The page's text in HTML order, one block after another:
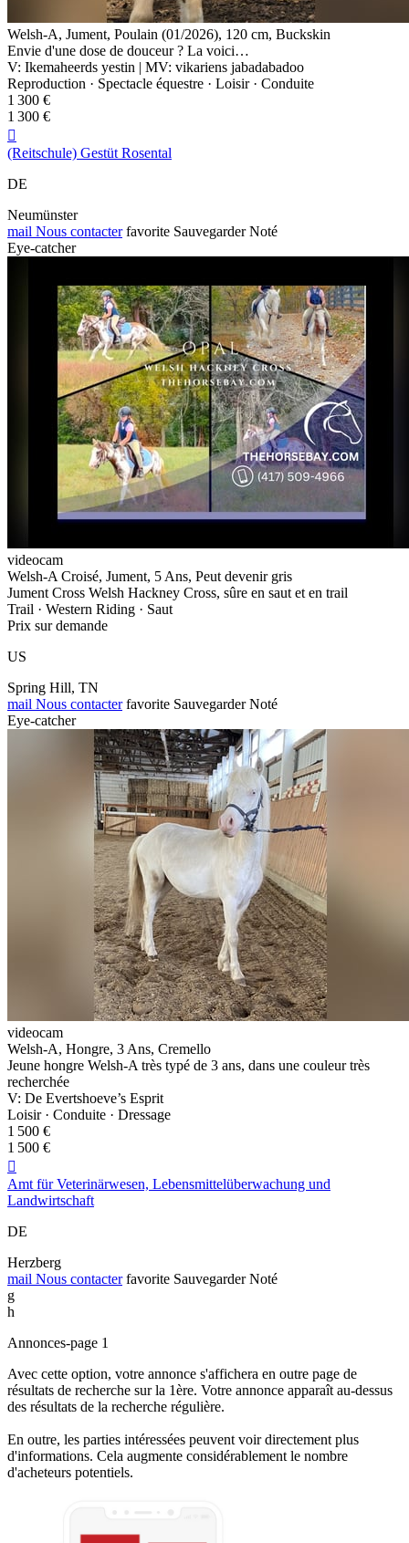
Welsh-A, Jument, Poulain (01/2026), 120 cm, Buckskin
Envie d'une dose de douceur ? La voici…
V: Ikemaheerds yestin | MV: vikariens jabadabadoo
Reproduction · Spectacle équestre · Loisir · Conduite
1 300 €
1 300 €

(Reitschule) Gestüt Rosental
DE
Neumünster
mail Nous contacter favorite Sauvegarder Noté
Eye-catcher
videocam
Welsh-A Croisé, Jument, 5 Ans, Peut devenir gris
Jument Cross Welsh Hackney Cross, sûre en saut et en trail
Trail · Western Riding · Saut
Prix sur demande
US
Spring Hill, TN
mail Nous contacter favorite Sauvegarder Noté
Eye-catcher
videocam
Welsh-A, Hongre, 3 Ans, Cremello
Jeune hongre Welsh-A très typé de 3 ans, dans une couleur très
recherchée
V: De Evertshoeve’s Esprit
Loisir · Conduite · Dressage
1 500 €
1 500 €

Amt für Veterinärwesen, Lebensmittelüberwachung und
Landwirtschaft
DE
Herzberg
mail Nous contacter favorite Sauvegarder Noté
g
h
Annonces-page 1
Avec cette option, votre annonce s'affichera en outre page de
résultats de recherche sur la 1ère. Votre annonce apparaît au-dessus
des résultats de la recherche régulière.
En outre, les parties intéressées peuvent voir directement plus
d'informations. Cela augmente considérablement le nombre
d'acheteurs potentiels.